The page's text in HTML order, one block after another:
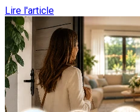
Lire l'article